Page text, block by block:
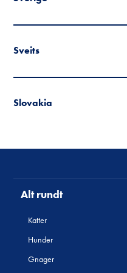
Sveits
Slovakia
Alt rundt
Katter
Hunder
Gnager